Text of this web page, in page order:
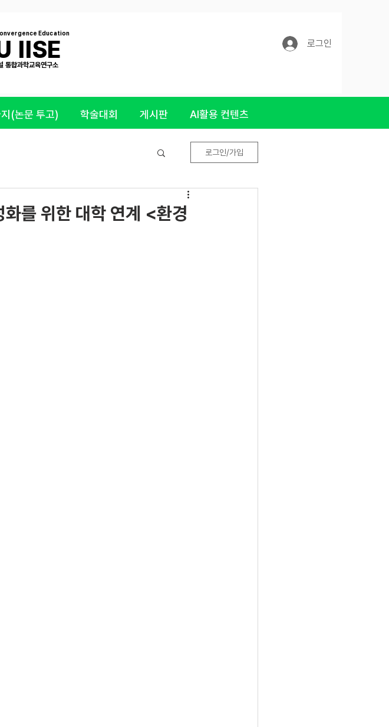
통합과학교육연구소
IISE
Education
로그인
(논문 투고) 학술대회 게시판 AI활용 컨텐츠
로그인/가입
를 위한 대학 연계 <환경